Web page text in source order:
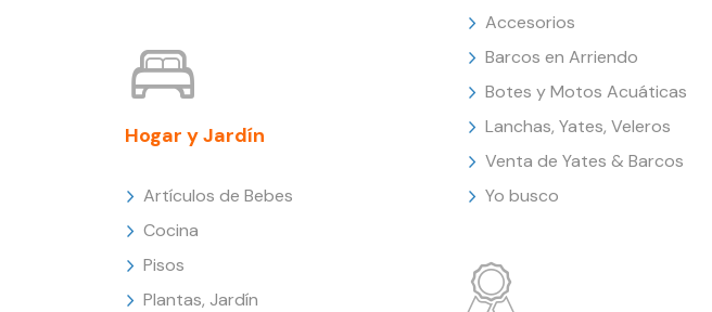
Hogar y Jardín
Artículos de Bebes
Cocina
Pisos
Plantas, Jardín
Accesorios
Barcos en Arriendo
Botes y Motos Acuáticas
Lanchas, Yates, Veleros
Venta de Yates & Barcos
Yo busco